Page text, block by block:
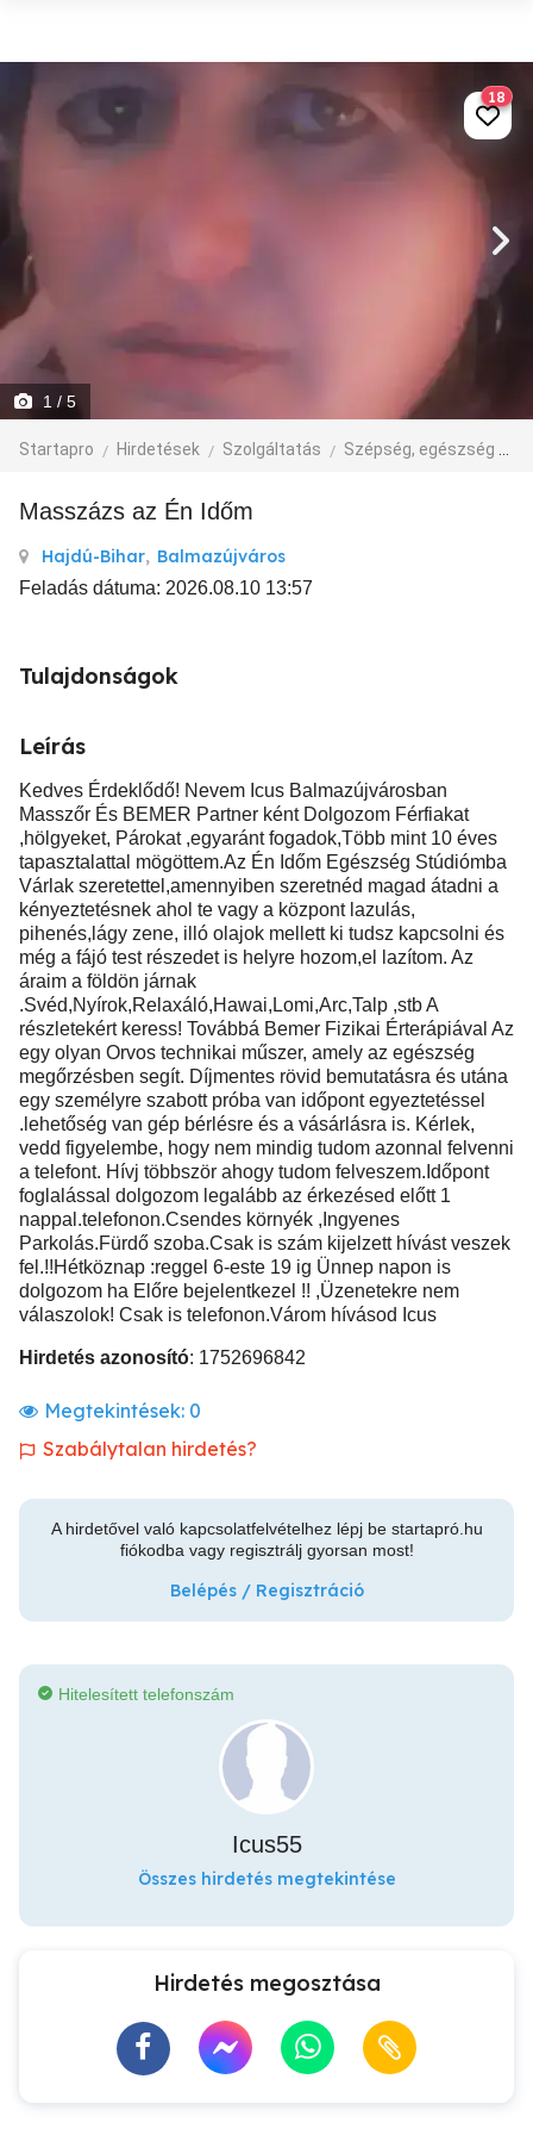
1 / 5
Startapro Hirdetések Szolgáltatás Szépség, egészség
18
Masszázs az Én Időm
Hajdú-Bihar, Balmazújváros
Feladás dátuma: 2026.08.10 13:57
Tulajdonságok
Leírás
Kedves Érdeklődő! Nevem Icus Balmazújvárosban
Masszőr És BEMER Partner ként Dolgozom Férfiakat
,hölgyeket, Párokat ,egyaránt fogadok,Több mint 10 éves
tapasztalattal mögöttem.Az Én Időm Egészség Stúdiómba
Várlak szeretettel,amennyiben szeretnéd magad átadni a
kényeztetésnek ahol te vagy a központ lazulás,
pihenés,lágy zene, illó olajok mellett ki tudsz kapcsolni és
még a fájó test részedet is helyre hozom,el lazítom. Az
áraim a földön járnak
.Svéd,Nyírok,Relaxáló,Hawai,Lomi,Arc,Talp ,stb A
részletekért keress! Továbbá Bemer Fizikai Érterápiával Az
egy olyan Orvos technikai műszer, amely az egészség
megőrzésben segít. Díjmentes rövid bemutatásra és utána
egy személyre szabott próba van időpont egyeztetéssel
.lehetőség van gép bérlésre és a vásárlásra is. Kérlek,
vedd figyelembe, hogy nem mindig tudom azonnal felvenni
a telefont. Hívj többször ahogy tudom felveszem.Időpont
foglalással dolgozom legalább az érkezésed előtt 1
nappal.telefonon.Csendes környék ,Ingyenes
Parkolás.Fürdő szoba.Csak is szám kijelzett hívást veszek
fel.!!Hétköznap :reggel 6-este 19 ig Ünnep napon is
dolgozom ha Előre bejelentkezel !! ,Üzenetekre nem
válaszolok! Csak is telefonon.Várom hívásod Icus
Hirdetés azonosító: 1752696842
Megtekintések: 0
Szabálytalan hirdetés?
A hirdetővel való kapcsolatfelvételhez lépj be startapró.hu
fiókodba vagy regisztrálj gyorsan most!
Belépés / Regisztráció
Hitelesített telefonszám
Icus55
Összes hirdetés megtekintése
Hirdetés megosztása